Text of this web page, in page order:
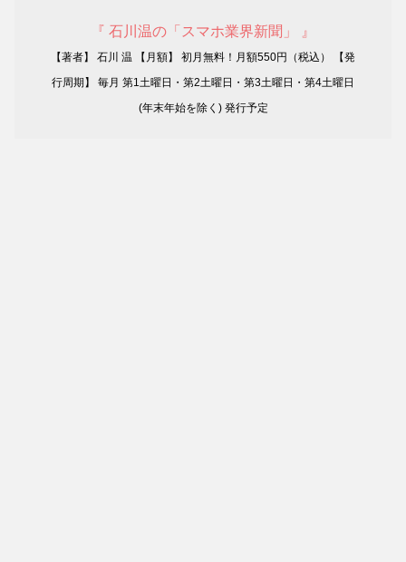
『 石川温の「スマホ業界新聞」 』
【著者】 石川 温 【月額】 初月無料！月額550円（税込） 【発
行周期】 毎月 第1土曜日・第2土曜日・第3土曜日・第4土曜日
(年末年始を除く) 発行予定